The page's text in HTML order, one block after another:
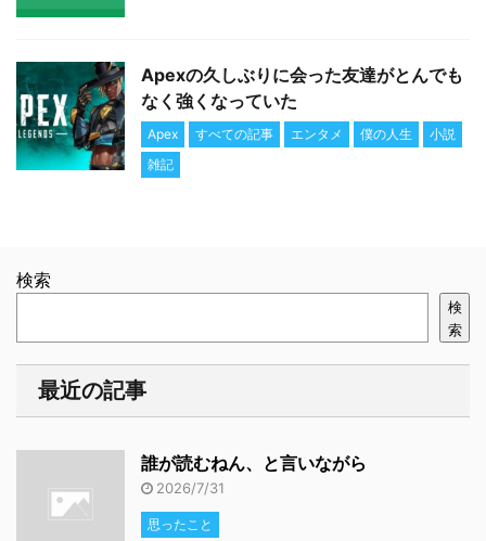
Apexの久しぶりに会った友達がとんでも
なく強くなっていた
Apex すべての記事 エンタメ 僕の人生
小説
雑記
検索
検
索
最近の記事
誰が読むねん、と言いながら
2026/7/31
思ったこと